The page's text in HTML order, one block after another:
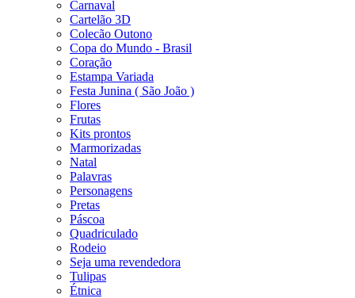
Carnaval
Cartelão 3D
Colecão Outono
Copa do Mundo - Brasil
Coração
Estampa Variada
Festa Junina ( São João )
Flores
Frutas
Kits prontos
Marmorizadas
Natal
Palavras
Personagens
Pretas
Páscoa
Quadriculado
Rodeio
Seja uma revendedora
Tulipas
Étnica